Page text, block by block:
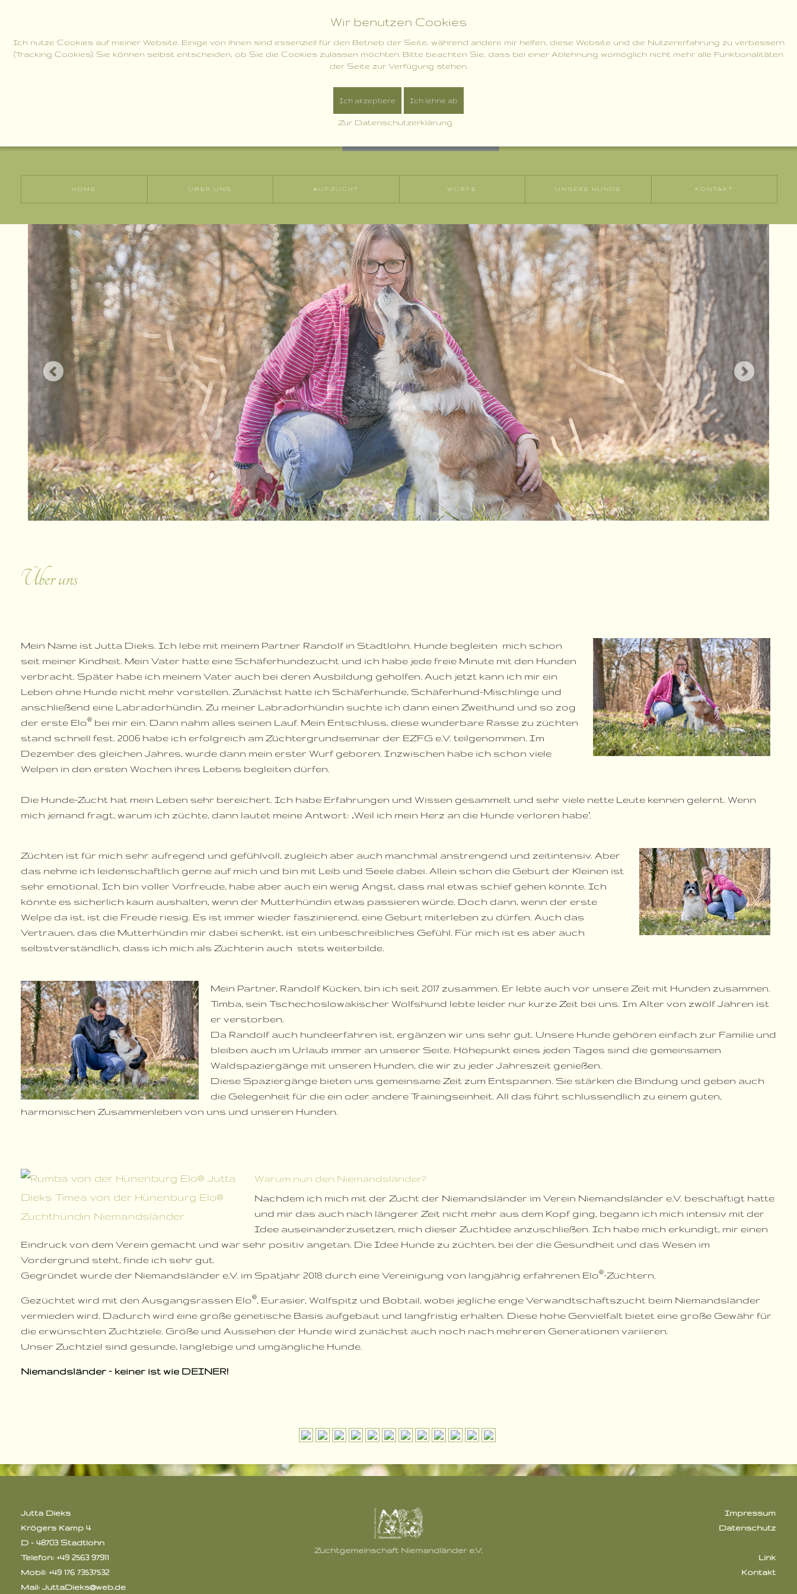
Bei Fragen meldet euch gerne:
HOME ÜBER UNS AUFZUCHT WÜRFE UNSERE HUNDE KONTAKT
Über uns
Mein Name ist Jutta Dieks. Ich lebe mit meinem Partner Randolf in Stadtlohn. Hunde begleiten mich schon
seit meiner Kindheit. Mein Vater hatte eine Schäferhundezucht und ich habe jede freie Minute mit den Hunden
verbracht. Später habe ich meinem Vater auch bei deren Ausbildung geholfen. Auch jetzt kann ich mir ein
Leben ohne Hunde nicht mehr vorstellen. Zunächst hatte ich Schäferhunde, Schäferhund-Mischlinge und
anschließend eine Labradorhündin. Zu meiner Labradorhündin suchte ich dann einen Zweithund und so zog
der erste Elo® bei mir ein. Dann nahm alles seinen Lauf. Mein Entschluss, diese wunderbare Rasse zu züchten
stand schnell fest. 2006 habe ich erfolgreich am Züchtergrundseminar der EZFG e.V. teilgenommen. Im
Dezember des gleichen Jahres, wurde dann mein erster Wurf geboren. Inzwischen habe ich schon viele
Welpen in den ersten Wochen ihres Lebens begleiten dürfen.
Die Hunde-Zucht hat mein Leben sehr bereichert. Ich habe Erfahrungen und Wissen gesammelt und sehr viele nette Leute kennen gelernt. Wenn
mich jemand fragt, warum ich züchte, dann lautet meine Antwort: „Weil ich mein Herz an die Hunde verloren habe".
Züchten ist für mich sehr aufregend und gefühlvoll, zugleich aber auch manchmal anstrengend und zeitintensiv. Aber
das nehme ich leidenschaftlich gerne auf mich und bin mit Leib und Seele dabei. Allein schon die Geburt der Kleinen ist
sehr emotional. Ich bin voller Vorfreude, habe aber auch ein wenig Angst, dass mal etwas schief gehen könnte. Ich
könnte es sicherlich kaum aushalten, wenn der Mutterhündin etwas passieren würde. Doch dann, wenn der erste
Welpe da ist, ist die Freude riesig. Es ist immer wieder faszinierend, eine Geburt miterleben zu dürfen. Auch das
Vertrauen, das die Mutterhündin mir dabei schenkt, ist ein unbeschreibliches Gefühl. Für mich ist es aber auch
selbstverständlich, dass ich mich als Züchterin auch stets weiterbilde.
Mein Partner, Randolf Kücken, bin ich seit 2017 zusammen. Er lebte auch vor unsere Zeit mit Hunden zusammen.
Timba, sein Tschechoslowakischer Wolfshund lebte leider nur kurze Zeit bei uns. Im Alter von zwölf Jahren ist
er verstorben.
Da Randolf auch hundeerfahren ist, ergänzen wir uns sehr gut. Unsere Hunde gehören einfach zur Familie und
bleiben auch im Urlaub immer an unserer Seite. Höhepunkt eines jeden Tages sind die gemeinsamen
Waldspaziergänge mit unseren Hunden, die wir zu jeder Jahreszeit genießen.
Diese Spaziergänge bieten uns gemeinsame Zeit zum Entspannen. Sie stärken die Bindung und geben auch
die Gelegenheit für die ein oder andere Trainingseinheit. All das führt schlussendlich zu einem guten,
harmonischen Zusammenleben von uns und unseren Hunden.
Warum nun den Niemandsländer?
Nachdem ich mich mit der Zucht der Niemandsländer im Verein Niemandsländer e.V. beschäftigt hatte
und mir das auch nach längerer Zeit nicht mehr aus dem Kopf ging, begann ich mich intensiv mit der
Idee auseinanderzusetzen, mich dieser Zuchtidee anzuschließen. Ich habe mich erkundigt, mir einen
Eindruck von dem Verein gemacht und war sehr positiv angetan. Die Idee Hunde zu züchten, bei der die Gesundheit und das Wesen im
Vordergrund steht, finde ich sehr gut.
Gegründet wurde der Niemandsländer e.V. im Spätjahr 2018 durch eine Vereinigung von langjährig erfahrenen Elo®-Züchtern.
Gezüchtet wird mit den Ausgangsrassen Elo®, Eurasier, Wolfspitz und Bobtail, wobei jegliche enge Verwandtschaftszucht beim Niemandsländer
vermieden wird. Dadurch wird eine große genetische Basis aufgebaut und langfristig erhalten. Diese hohe Genvielfalt bietet eine große Gewähr für
die erwünschten Zuchtziele. Größe und Aussehen der Hunde wird zunächst auch noch nach mehreren Generationen variieren.
Unser Zuchtziel sind gesunde, langlebige und umgängliche Hunde.
Niemandsländer – keiner ist wie DEINER!
Jutta Dieks
Krögers Kamp 4
D - 48703 Stadtlohn
Telefon: +49 2563 97911
Mobil: +49 176 73537532
Mail: JuttaDieks@web.de
Zuchtgemeinschaft Niemandländer e.V.
Impressum
Datenschutz
Link
Kontakt
Wir benutzen Cookies
Ich nutze Cookies auf meiner Website. Einige von ihnen sind essenziell für den Betrieb der Seite, während andere mir helfen, diese Website und die Nutzererfahrung zu verbessern
(Tracking Cookies). Sie können selbst entscheiden, ob Sie die Cookies zulassen möchten. Bitte beachten Sie, dass bei einer Ablehnung womöglich nicht mehr alle Funktionalitäten
der Seite zur Verfügung stehen.
Ich akzeptiere Ich lehne ab
Zur Datenschutzerklärung